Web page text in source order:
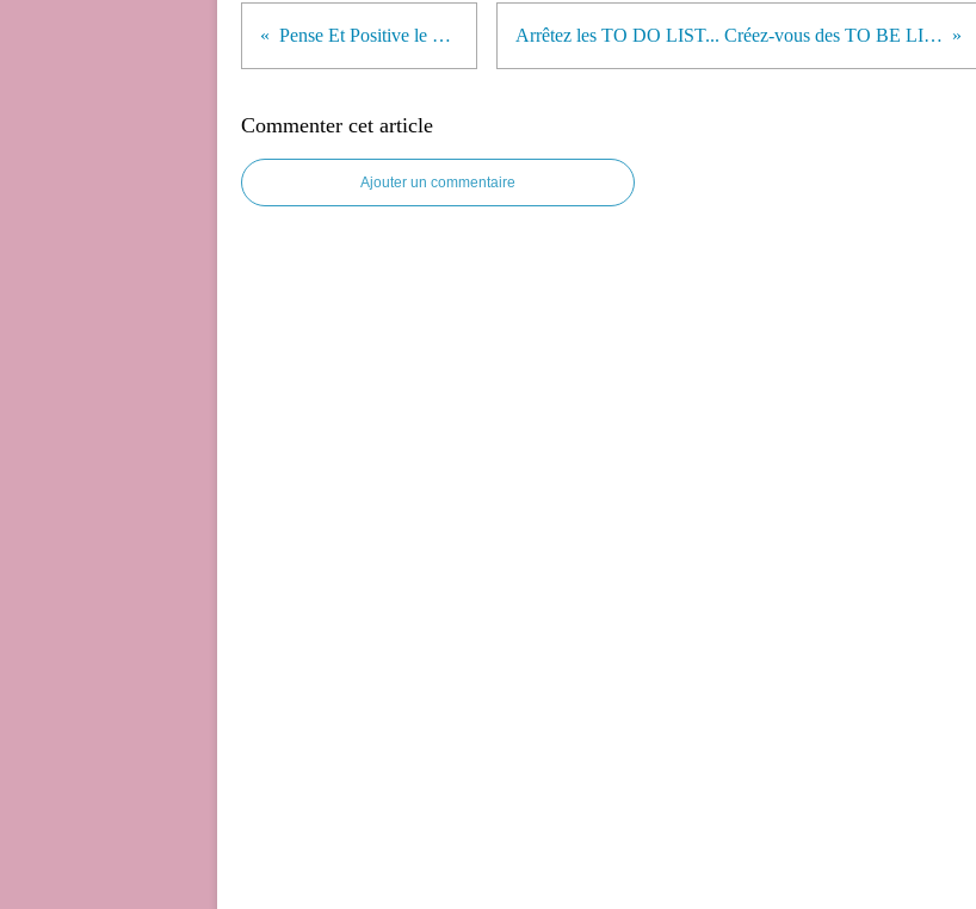
Pense Et Positive le plus possible... Arrêtez les TO DO LIST... Créez-vous des TO BE LIST ou des DOUDOU LIST
Commenter cet article
Ajouter un commentaire